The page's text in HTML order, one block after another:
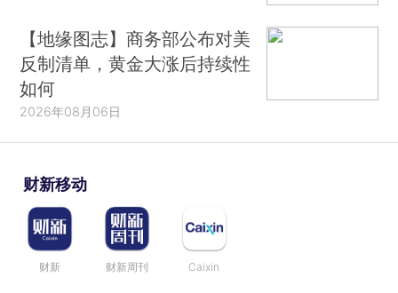
【地缘图志】商务部公布对美
反制清单，黄金大涨后持续性
如何
2026年08月06日
财新移动
财新 财新周刊 Caixin